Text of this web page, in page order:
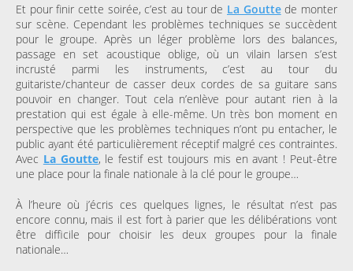
Et pour finir cette soirée, c’est au tour de La Gouttede monter
sur scène. Cependant les problèmes techniques se succèdent
pour le groupe. Après un léger problème lors des balances,
passage en set acoustique oblige, où un vilain larsen s’est
incrusté parmi les instruments, c’est au tour du
guitariste/chanteur de casser deux cordes de sa guitare sans
pouvoir en changer. Tout cela n’enlève pour autant rien à la
prestation qui est égale à elle-même. Un très bon moment en
perspective que les problèmes techniques n’ont pu entacher, le
public ayant été particulièrement réceptif malgré ces contraintes.
Avec LaGoutte, le festif est toujours mis en avant ! Peut-être
une place pour la finale nationale à la clé pour le groupe…
À l’heure où j’écris ces quelques lignes, le résultat n’est pas
encore connu, mais il est fort à parier que les délibérations vont
être difficile pour choisir les deux groupes pour la finale
nationale…